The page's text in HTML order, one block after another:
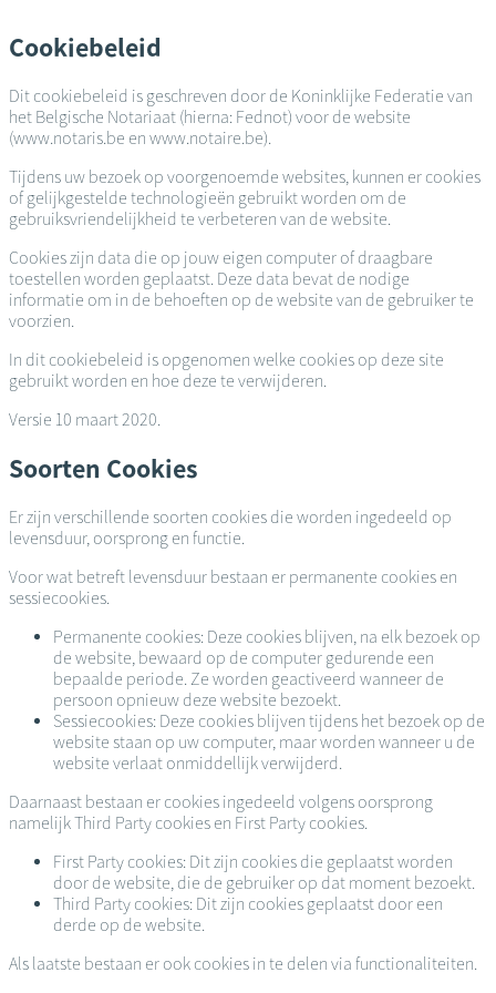
en
naar
inhoud
gaan
Cookiebeleid
Dit cookiebeleid is geschreven door de Koninklijke Federatie van
het Belgische Notariaat (hierna: Fednot) voor de website
(www.notaris.be en www.notaire.be).
Tijdens uw bezoek op voorgenoemde websites, kunnen er cookies
of gelijkgestelde technologieën gebruikt worden om de
gebruiksvriendelijkheid te verbeteren van de website.
Cookies zijn data die op jouw eigen computer of draagbare
toestellen worden geplaatst. Deze data bevat de nodige
informatie om in de behoeften op de website van de gebruiker te
voorzien.
In dit cookiebeleid is opgenomen welke cookies op deze site
gebruikt worden en hoe deze te verwijderen.
Versie 10 maart 2020.
Soorten Cookies
Er zijn verschillende soorten cookies die worden ingedeeld op
levensduur, oorsprong en functie.
Voor wat betreft levensduur bestaan er permanente cookies en
sessiecookies.
Permanente cookies: Deze cookies blijven, na elk bezoek op
de website, bewaard op de computer gedurende een
bepaalde periode. Ze worden geactiveerd wanneer de
persoon opnieuw deze website bezoekt.
Sessiecookies: Deze cookies blijven tijdens het bezoek op de
website staan op uw computer, maar worden wanneer u de
website verlaat onmiddellijk verwijderd.
Daarnaast bestaan er cookies ingedeeld volgens oorsprong
namelijk Third Party cookies en First Party cookies.
First Party cookies: Dit zijn cookies die geplaatst worden
door de website, die de gebruiker op dat moment bezoekt.
Third Party cookies: Dit zijn cookies geplaatst door een
derde op de website.
Als laatste bestaan er ook cookies in te delen via functionaliteiten.